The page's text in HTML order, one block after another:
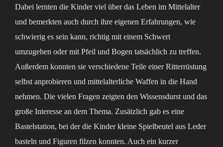
Dabei lernten die Kinder viel über das Leben im Mittelalter
und bemerkten auch durch ihre eigenen Erfahrungen, wie
schwierig es sein kann, richtig mit einem Schwert
umzugehen oder mit Pfeil und Bogen tatsächlich zu treffen.
Außerdem konnten sie verschiedene Teile einer Ritterrüstung
selbst anprobieren und mittelalterliche Waffen in die Hand
nehmen. Die vielen Fragen zeigten den Wissensdurst und das
große Interesse an dem Thema. Zusätzlich gab es eine
Bastelstation, bei der die Kinder kleine Spielbeutel aus Leder
basteln und Figuren filzen konnten. Auch ein kurzer